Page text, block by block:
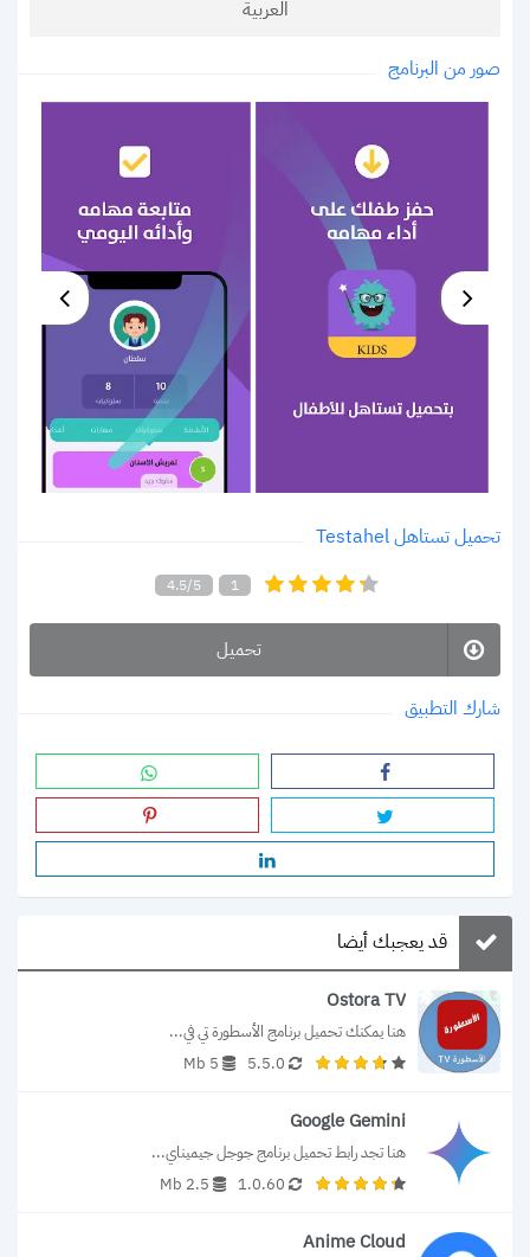
العربية
صور من البرنامج
تحميل تستاهل Testahel
4.5/5 1
تحميل
شارك التطبيق
قد يعجبك أيضا
Ostora TV
هنا يمكنك تحميل برنامج الأسطورة تي في...
5.5.0
5 Mb
Google Gemini
هنا تجد رابط تحميل برنامج جوجل جيميناي...
1.0.60
2.5 Mb
Anime Cloud